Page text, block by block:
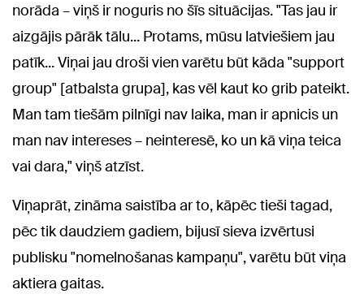
norāda – viņš ir noguris no šīs situācijas. "Tas jau ir
aizgājis pārāk tālu... Protams, mūsu latviešiem jau
patīk... Viņai jau droši vien varētu būt kāda "support
group" [atbalsta grupa], kas vēl kaut ko grib pateikt.
Man tam tiešām pilnīgi nav laika, man ir apnicis un
man nav intereses – neinteresē, ko un kā viņa teica
vai dara," viņš atzīst.
Viņaprāt, zināma saistība ar to, kāpēc tieši tagad,
pēc tik daudziem gadiem, bijusī sieva izvērtusi
publisku "nomelnošanas kampaņu", varētu būt viņa
aktiera gaitas.